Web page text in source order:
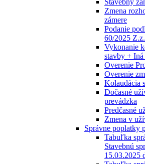
Stavebný
Zmena
zámere
Podanie
60/2025 Z.z.
Vykonanie
stavby +
Overenie
Overenie
Kolaudácia
Dočasné
prevádzka
Predčasné
Zmena v
Správne poplatky
Tabuľka
Stavebnú
15.03.2025